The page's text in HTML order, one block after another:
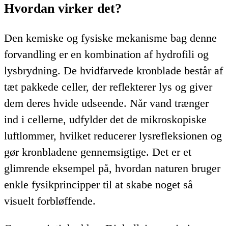
Hvordan virker det?
Den kemiske og fysiske mekanisme bag denne
forvandling er en kombination af hydrofili og
lysbrydning. De hvidfarvede kronblade består af
tæt pakkede celler, der reflekterer lys og giver
dem deres hvide udseende. Når vand trænger
ind i cellerne, udfylder det de mikroskopiske
luftlommer, hvilket reducerer lysrefleksionen og
gør kronbladene gennemsigtige. Det er et
glimrende eksempel på, hvordan naturen bruger
enkle fysikprincipper til at skabe noget så
visuelt forbløffende.